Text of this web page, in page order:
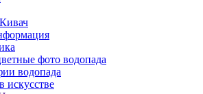
фото водопада
водопада
искусстве